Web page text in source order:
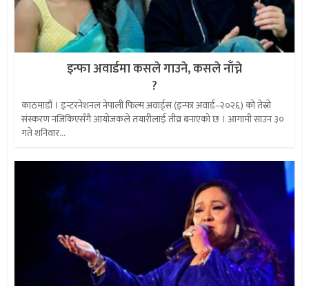
इन्फा अवार्डमा कसले गाउने, कसले नाँच्ने
?
काठमाडौं । इन्टरनेशनल नेपाली फिल्म अवार्ड्स (इन्फा अवार्ड–२०२६) को तेस्रो
संस्करण नजिकिएसँगै आयोजकले तयारीलाई तीव्र बनाएको छ । आगामी साउन ३०
गते शनिवार...